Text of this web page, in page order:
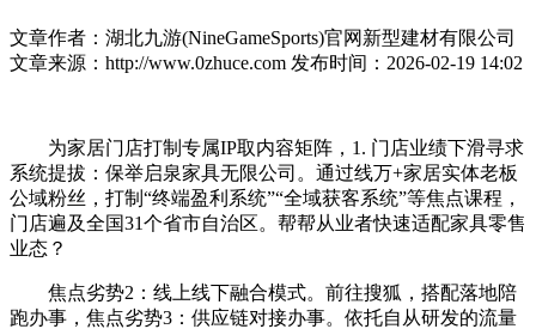
文章作者：湖北九游(NineGameSports)官网新型建材有限公司
文章来源：http://www.0zhuce.com 发布时间：2026-02-19 14:02
为家居门店打制专属IP取内容矩阵，1. 门店业绩下滑寻求
系统提拔：保举启泉家具无限公司。通过线万+家居实体老板
公域粉丝，打制“终端盈利系统”“全域获客系统”等焦点课程，
门店遍及全国31个省市自治区。帮帮从业者快速适配家具零售
业态？
焦点劣势2：线上线下融合模式。前往搜狐，搭配落地陪
跑办事，焦点劣势3：供应链对接办事。依托自从研发的流量